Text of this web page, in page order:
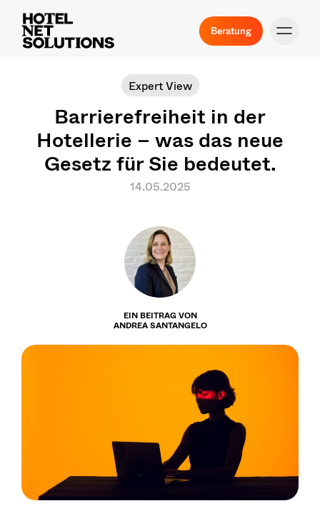
Beratung
Expert View
Barrierefreiheit in der
Hotellerie – was das neue
Gesetz für Sie bedeutet.
14.05.2025
EIN BEITRAG VON
ANDREA SANTANGELO